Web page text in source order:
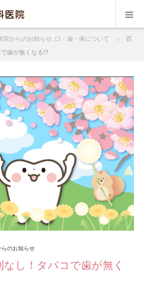
院からのお知らせ, 口・歯・体について
百
歯が無くなる!?
らのお知らせ
し！タバコで歯が無く